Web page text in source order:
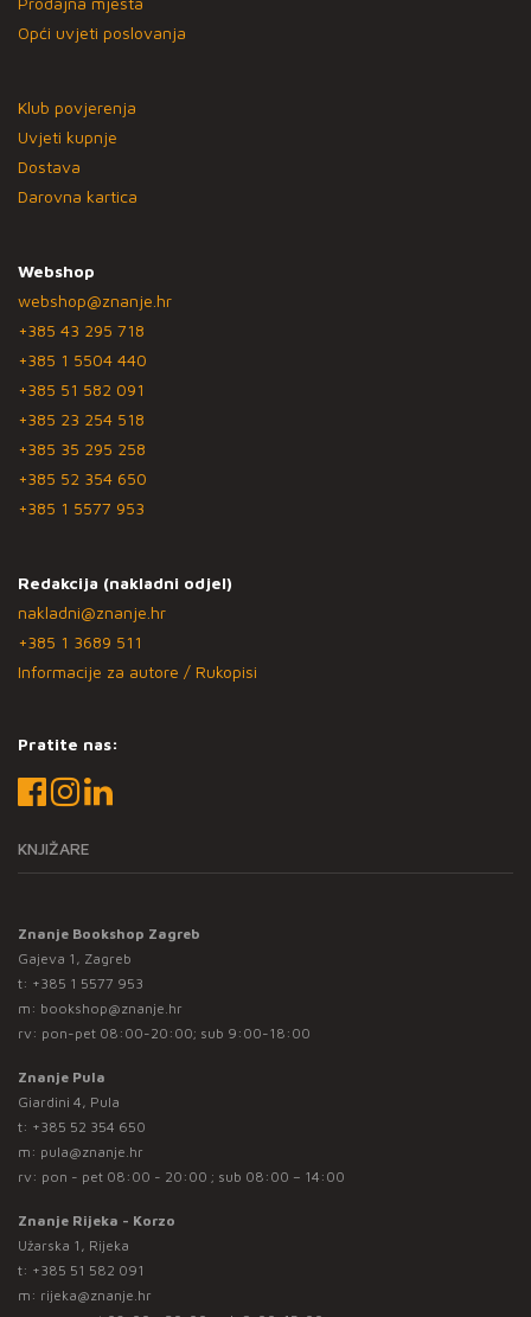
Opći uvjeti poslovanja
Klub povjerenja
Uvjeti kupnje
Dostava
Darovna kartica
Webshop
webshop@znanje.hr
+385 43 295 718
+385 1 5504 440
+385 51 582 091
+385 23 254 518
+385 35 295 258
+385 52 354 650
+385 1 5577 953
Redakcija (nakladni odjel)
nakladni@znanje.hr
+385 1 3689 511
Informacije za autore / Rukopisi
Pratite nas:
KNJIŽARE
Znanje Bookshop Zagreb
Gajeva 1, Zagreb
t: +385 1 5577 953
m: bookshop@znanje.hr
rv: pon-pet 08:00-20:00; sub 9:00-18:00
Znanje Pula
Giardini 4, Pula
t: +385 52 354 650
m: pula@znanje.hr
rv: pon - pet 08:00 - 20:00 ; sub 08:00 – 14:00
Znanje Rijeka - Korzo
Užarska 1, Rijeka
t: +385 51 582 091
m: rijeka@znanje.hr